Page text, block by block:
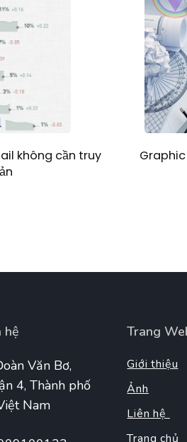
không cần truy
hệ
Văn Bơ,
4, Thành phố
Nam
Trang
Giới thiệu
Ảnh
Liên hệ
Trang chủ